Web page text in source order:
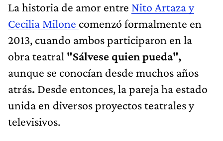
La historia de amor entre Nito Artaza y
Cecilia Milone comenzó formalmente en
2013, cuando ambos participaron en la
obra teatral "Sálvese quien pueda",
aunque se conocían desde muchos años
atrás. Desde entonces, la pareja ha estado
unida en diversos proyectos teatrales y
televisivos.